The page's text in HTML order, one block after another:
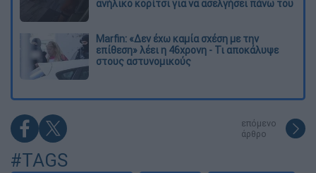
ανήλικο κορίτσι για να ασελγήσει πάνω του
Marfin: «Δεν έχω καμία σχέση με την
επίθεση» λέει η 46χρονη - Τι αποκάλυψε
στους αστυνομικούς
επόμενο
άρθρο
#TAGS